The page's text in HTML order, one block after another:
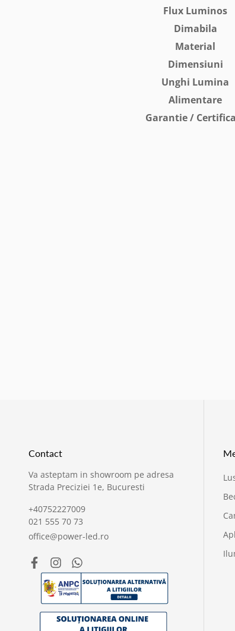
Flux Luminos
Dimabila
Material
Dimensiuni
Unghi Lumina
Alimentare
Garantie /
Contact
Va asteptam in showroom pe adresa
Strada Preciziei 1e, Bucuresti
+40752227009
021 555 70 73
office@power-led.ro